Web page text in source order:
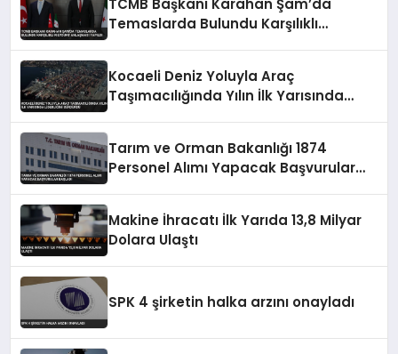
TCMB Başkanı Karahan Şam’da
Temaslarda Bulundu Karşılıklı
Kocaeli Deniz Yoluyla Araç
Taşımacılığında Yılın İlk Yarısında
Tarım ve Orman Bakanlığı 1874
Personel Alımı Yapacak Başvurular
Makine İhracatı İlk Yarıda 13,8 Milyar
Dolara Ulaştı
SPK 4 şirketin halka arzını onayladı